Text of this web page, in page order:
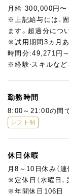
・後輩スタッフへ
・食材の発注、在
大手ホテルや自身
として現場を支え
ウォーターカッタ
商品開発やレシピ
アを形にしたい方
チームの力を引き
ける方をお待ちし
月給 300,000円〜
※上記給与には、
ます。超過分につ
※試用期間3ヵ月
時間分:49,271円～
※経験‧スキルなど
勤務時間
8:00～21:00の間で
シフト制
休日休暇
月8～10日休み（連
※定休日（水曜日、
※年間休日106日